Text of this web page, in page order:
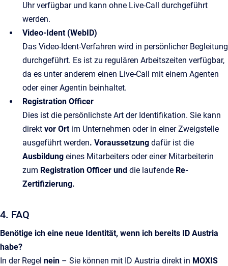
Uhr verfügbar und kann ohne Live‑Call durchgeführt
werden.
Video‑Ident (WebID)
Das Video-Ident-Verfahren wird in persönlicher Begleitung
durchgeführt. Es ist zu regulären Arbeitszeiten verfügbar,
da es unter anderem einen Live-Call mit einem Agenten
oder einer Agentin beinhaltet.
Registration Officer
Dies ist die persönlichste Art der Identifikation. Sie kann
direkt vor Ort im Unternehmen oder in einer Zweigstelle
ausgeführt werden. Voraussetzung dafür ist die
Ausbildung eines Mitarbeiters oder einer Mitarbeiterin
zum Registration Officer und die laufende Re-
Zertifizierung.
4. FAQ
Benötige ich eine neue Identität, wenn ich bereits ID Austria
habe?
In der Regel nein – Sie können mit ID Austria direkt in MOXIS